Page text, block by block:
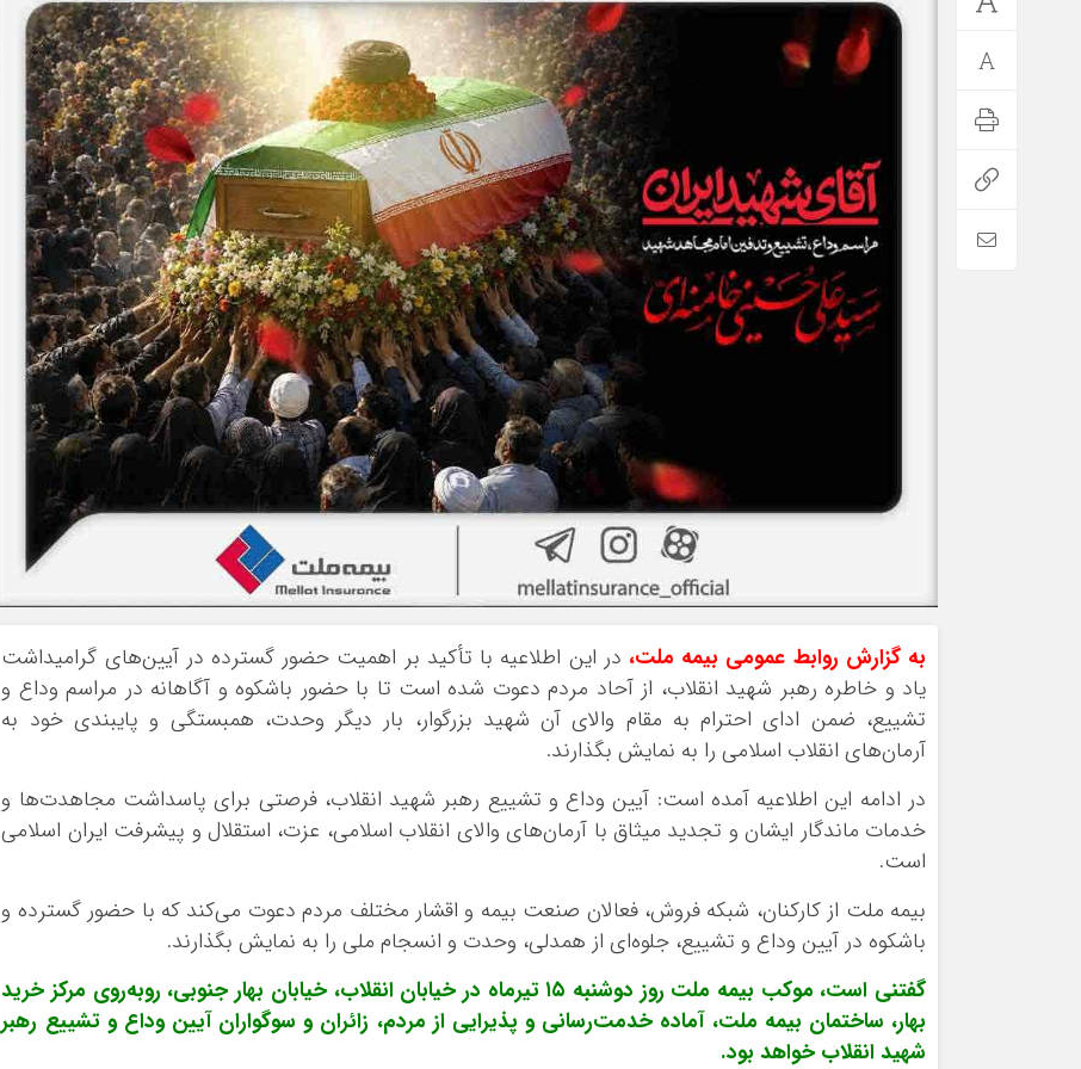
*جهان
آسیای غربی
آمریکا و اروپا
*چندرسانه‌ای
فیلم
گالری
اینفوگرافی
عکس
صوت و فیلم
*استان ها
آذربایجان شرقی
آذربایجان غربی
اردبیل
اصفهان
ایلام
خراسان جنوبی
خراسان رضوی
خراسان شمالی
زنجان
سمنان
فارس
کردستان
کرمان
به گزارش روابط عمومی بیمه ملت، در این اطلاعیه با تأکید بر اهمیت حضور گسترده در آیین‌های گرامیداشت
یاد و خاطره رهبر شهید انقلاب، از آحاد مردم دعوت شده است تا با حضور باشکوه و آگاهانه در مراسم وداع و
تشییع، ضمن ادای احترام به مقام والای آن شهید بزرگوار، بار دیگر وحدت، همبستگی و پایبندی خود به
آرمان‌های انقلاب اسلامی را به نمایش بگذارند.
در ادامه این اطلاعیه آمده است: آیین وداع و تشییع رهبر شهید انقلاب، فرصتی برای پاسداشت مجاهدت‌ها و
خدمات ماندگار ایشان و تجدید میثاق با آرمان‌های والای انقلاب اسلامی، عزت، استقلال و پیشرفت ایران اسلامی
است.
بیمه ملت از کارکنان، شبکه فروش، فعالان صنعت بیمه و اقشار مختلف مردم دعوت می‌کند که با حضور گسترده و
باشکوه در آیین وداع و تشییع، جلوه‌ای از همدلی، وحدت و انسجام ملی را به نمایش بگذارند.
گفتنی است، موکب بیمه ملت روز دوشنبه ۱۵ تیرماه در خیابان انقلاب، خیابان بهار جنوبی، روبه‌روی مرکز خرید
بهار، ساختمان بیمه ملت، آماده خدمت‌رسانی و پذیرایی از مردم، زائران و سوگواران آیین وداع و تشییع رهبر
شهید انقلاب خواهد بود.